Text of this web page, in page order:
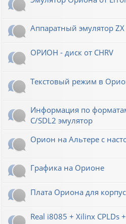
Аппаратный эмулятор
ОРИОН - диск от CHRV
Текстовый режим в
Информация по
С/SDL2 эмулятор
Орион на Альтере с
Графика на Орионе
Плата Ориона для
Real i8085 + Xilinx CPLDs